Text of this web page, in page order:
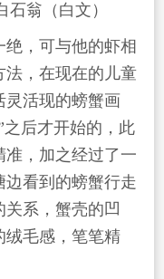
翁（白文）
，可与他的虾相
法，在现在的儿童
灵活现的螃蟹画
后才开始的，此
准，加之经过了一
看到的螃蟹行走
系，蟹壳的凹
绒毛感，笔笔精